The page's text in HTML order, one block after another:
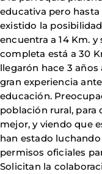
educativa pero
existido la
encuentra a 14 Km.
completa está a 30
llegarón hace 3
gran experiencia
educación.
población rural, para
mejor, y viendo que
han estado
permisos oficiales
Solicitan la